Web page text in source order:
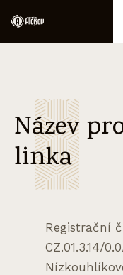
Název
linka
Registrační
CZ.01.3.14/